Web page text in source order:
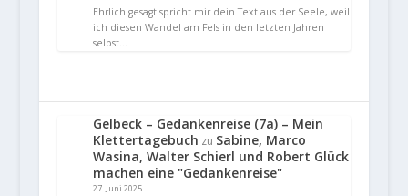
Ehrlich gesagt spricht mir dein Text aus der Seele, weil
ich diesen Wandel am Fels in den letzten Jahren
selbst…
Gelbeck – Gedankenreise (7a) – Mein
Klettertagebuch zu Sabine, Marco
Wasina, Walter Schierl und Robert Glück
machen eine "Gedankenreise"
27. Juni 2025